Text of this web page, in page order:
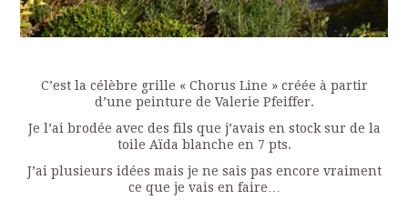
C’est la célèbre grille « Chorus Line » créée à partir
d’une peinture de Valerie Pfeiffer.
Je l’ai brodée avec des fils que j’avais en stock sur de la
toile Aïda blanche en 7 pts.
J’ai plusieurs idées mais je ne sais pas encore vraiment
ce que je vais en faire…